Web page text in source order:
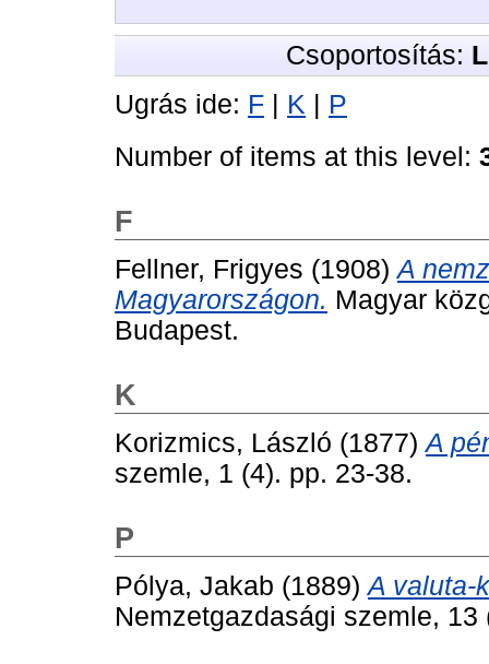
Csoportosítás:
Ugrás ide: F K
P
Number of items at this level:
F
Fellner, Frigyes (1908)A
Magyarországon. Magyar
Budapest.
K
Korizmics, László (1877)A
szemle, 1 (4). pp. 23-38.
P
Pólya, Jakab (1889)A valuta-
Nemzetgazdasági szemle, 13